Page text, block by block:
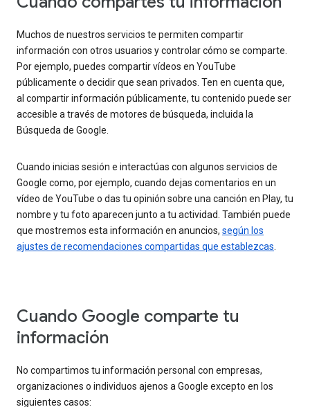
Muchos de nuestros servicios te permiten compartir
información con otros usuarios y controlar cómo se comparte.
Por ejemplo, puedes compartir vídeos en YouTube
públicamente o decidir que sean privados. Ten en cuenta que,
al compartir información públicamente, tu contenido puede ser
accesible a través de motores de búsqueda, incluida la
Búsqueda de Google.
Cuando inicias sesión e interactúas con algunos servicios de
Google como, por ejemplo, cuando dejas comentarios en un
vídeo de YouTube o das tu opinión sobre una canción en Play, tu
nombre y tu foto aparecen junto a tu actividad. También puede
que mostremos esta información en anuncios, según los
ajustes de recomendaciones compartidas que establezcas
Cuando Google comparte tu
información
No compartimos tu información personal con empresas,
organizaciones o individuos ajenos a Google excepto en los
siguientes casos: